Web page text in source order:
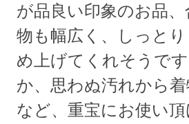
が品良い印象のお品
物も幅広く、しっと
め上げてくれそうで
か、思わぬ汚れから
など、重宝にお使い